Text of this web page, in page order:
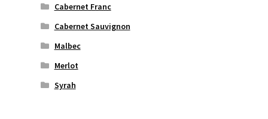
Cabernet Franc
Cabernet Sauvignon
Malbec
Merlot
Syrah